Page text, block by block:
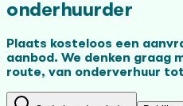
onderhuurder
Plaats kosteloos een
aanbod. We denken graag
route, van onderverhuur